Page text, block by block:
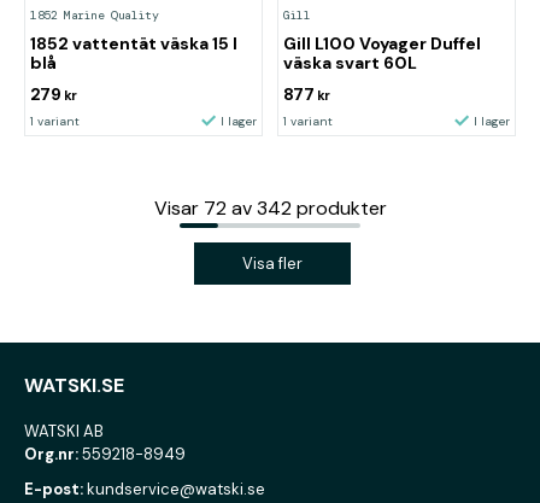
1852 Marine Quality
1852 vattentät väska 15 l
blå
279 kr
1 variant I lager
Gill
Gill L100 Voyager Duffel
väska svart 60L
877 kr
1 variant I lager
Visar 72 av 342 produkter
Visa fler
WATSKI.SE
WATSKI AB
Org.nr:559218-8949
E-post:kundservice@watski.se